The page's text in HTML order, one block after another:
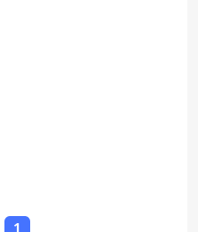
1